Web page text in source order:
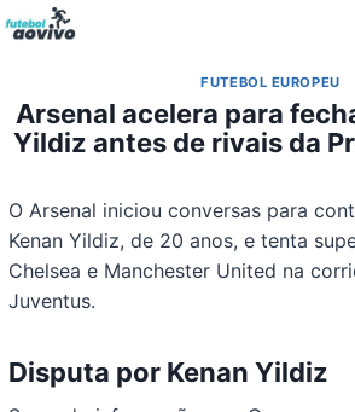
Pular
para
Conteúdo
FUTEBOL EUROPEU
Arsenal acelera para
Yildiz antes de rivais da
O Arsenal iniciou conversas para
Kenan Yildiz, de 20 anos, e tenta
Chelsea e Manchester United na
Juventus.
Disputa por Kenan Yildiz